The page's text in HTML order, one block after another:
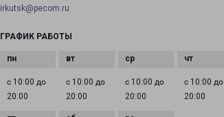
irkutsk@pecom.ru
ГРАФИК РАБОТЫ
с 10:00 до
20:00
с 10:00 до
20:00
с 10:00 до
20:00
с 10:00 до
20:00